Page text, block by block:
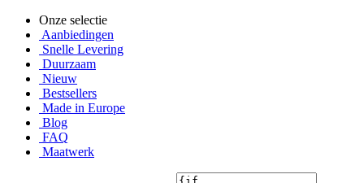
Onze selectie
Aanbiedingen
Snelle Levering
Duurzaam
Nieuw
Bestsellers
Made in Europe
Blog
FAQ
Maatwerk